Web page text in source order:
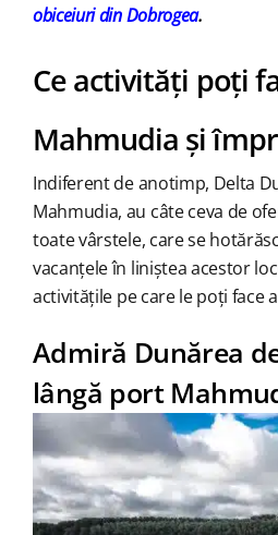
obiceiuri din Dobrogea.
Ce activități poți
Mahmudia și
Indiferent de anotimp, Delta
Mahmudia, au câte ceva de
toate vârstele, care se
vacanțele în liniștea acestor
activitățile pe care le poți face
Admiră Dunărea
lângă port